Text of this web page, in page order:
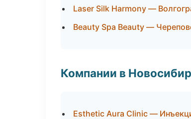
Laser Silk Harmony —
Beauty Spa Beauty —
Компании в
Esthetic Aura Clinic —